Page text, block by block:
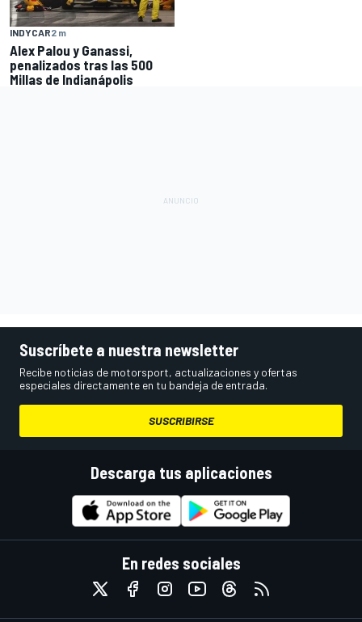
INDYCAR2 m
Alex Palou y Ganassi,
penalizados tras las 500
Millas de Indianápolis
Suscríbete a nuestra newsletter
Recibe noticias de motorsport, actualizaciones y ofertas
especiales directamente en tu bandeja de entrada.
SUSCRIBIRSE
Descarga tus aplicaciones
En redes sociales